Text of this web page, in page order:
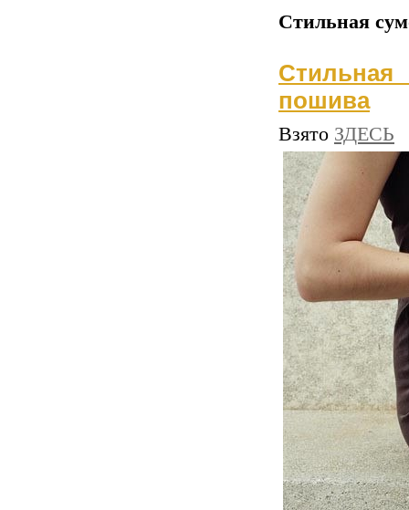
Стильная
пошива
Взято ЗДЕСЬ